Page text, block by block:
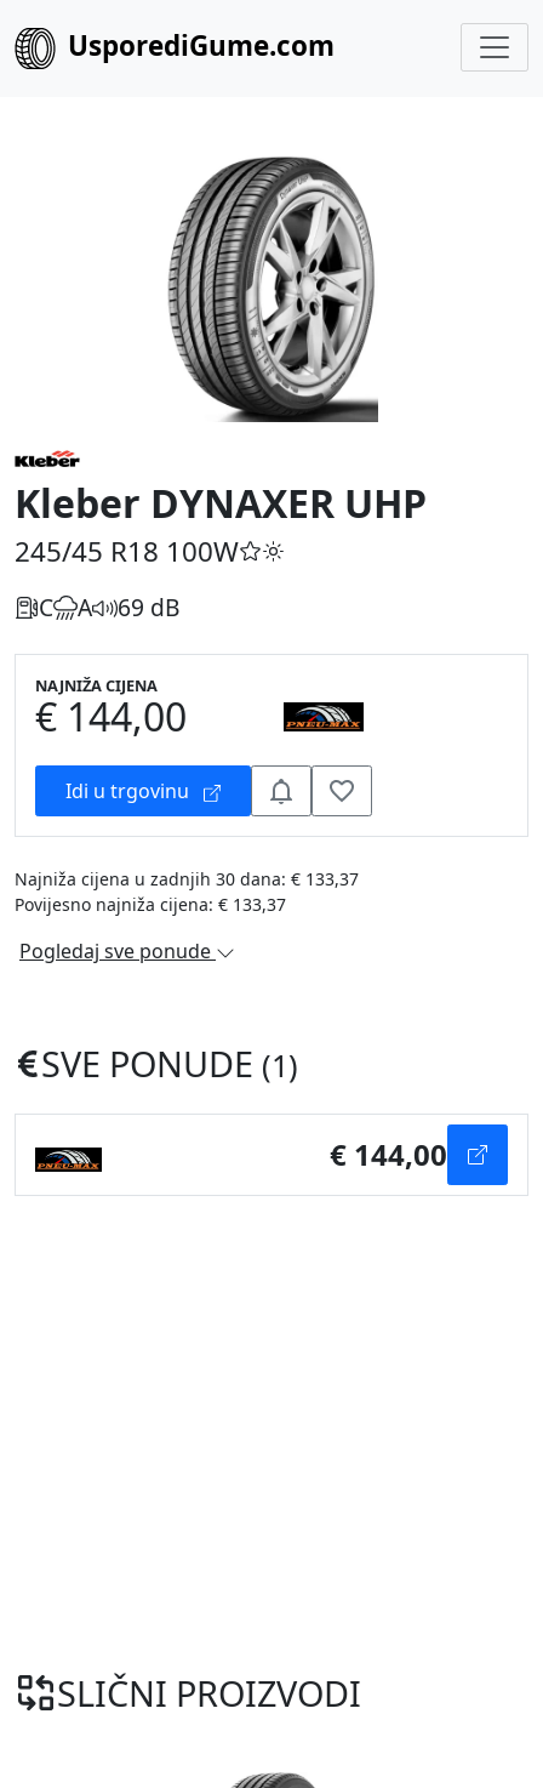
UsporediGume.com
Kleber DYNAXER UHP
245/45 R18 100W
C A 69 dB
NAJNIŽA CIJENA
€ 144,00
Idi u trgovinu
Najniža cijena u zadnjih 30 dana: € 133,37
Povijesno najniža cijena: € 133,37
Pogledaj sve ponude
SVE PONUDE (1)
€ 144,00
SLIČNI PROIZVODI